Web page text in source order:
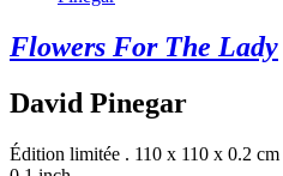
Flowers For The Lady
David Pinegar
Édition limitée . 110 x 110 x 0.2 cm